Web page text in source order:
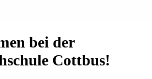
bei der
Cottbus!